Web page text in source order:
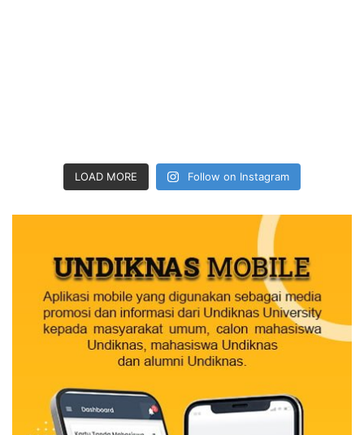
LOAD MORE Follow on Instagram